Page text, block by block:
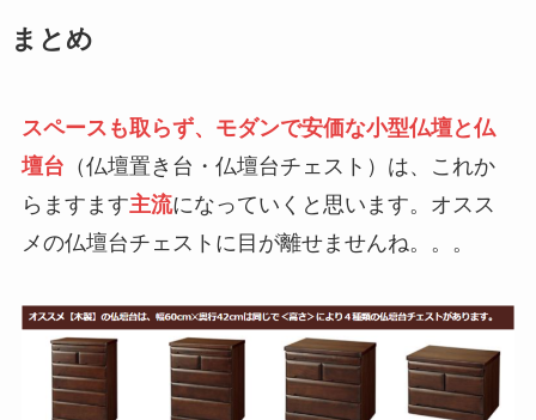
まとめ
スペースも取らず、モダンで安価な小型仏壇と仏
壇台 （仏壇置き台・仏壇台チェスト）は、これか
らますます主流になっていくと思います。オスス
メの仏壇台チェストに目が離せませんね。。。